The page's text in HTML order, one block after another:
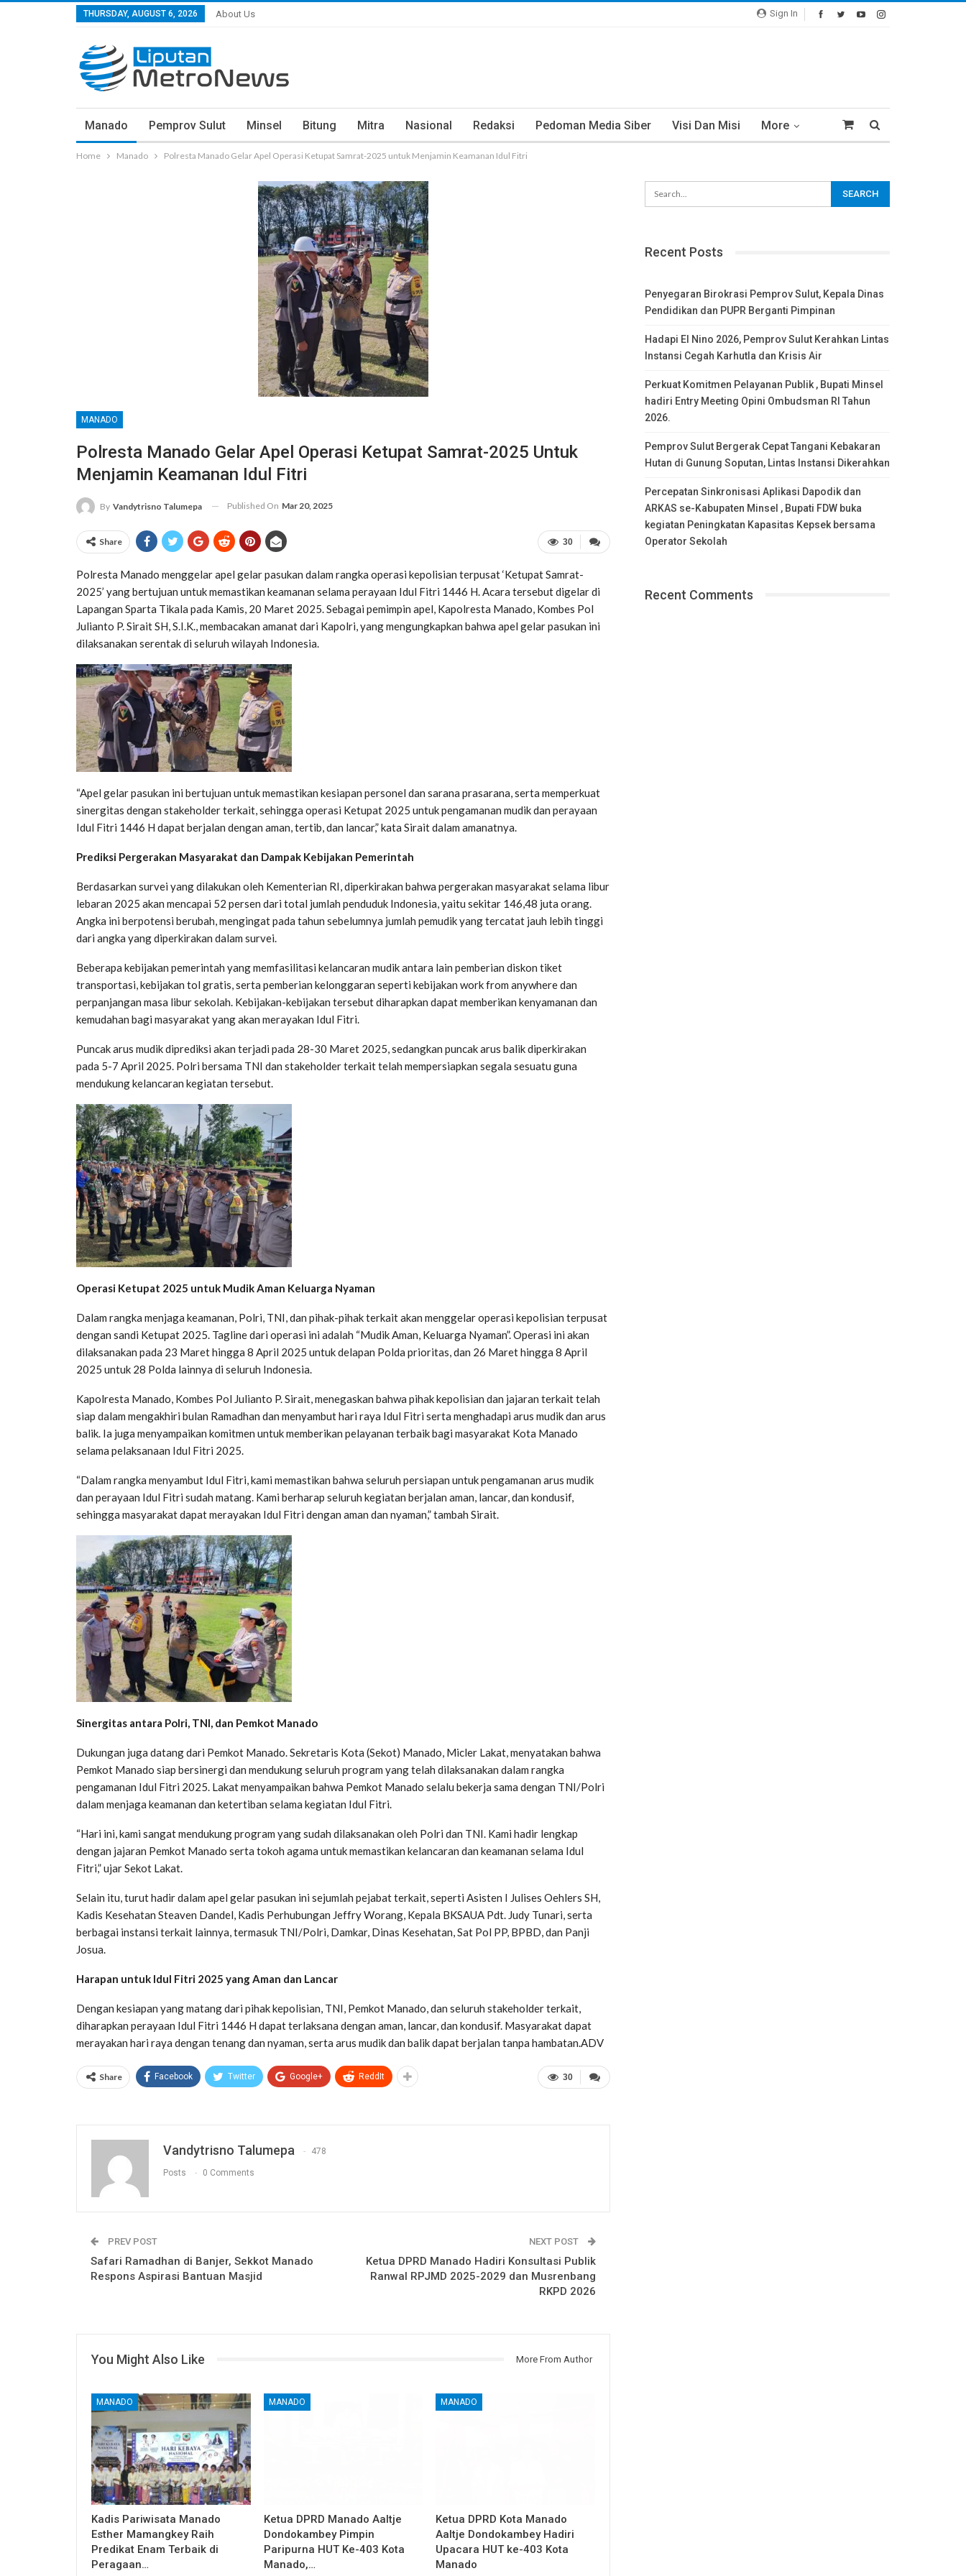
Sign In
THURSDAY, AUGUST 6, 2026 About Us
Manado Pemprov Sulut Minsel Bitung Mitra Nasional Redaksi Pedoman Media Siber Visi Dan Misi More
Home Manado Polresta Manado Gelar Apel Operasi Ketupat Samrat-2025 untuk Menjamin Keamanan Idul Fitri
MANADO
Polresta Manado Gelar Apel Operasi Ketupat Samrat-2025 Untuk
Menjamin Keamanan Idul Fitri
By Vandytrisno Talumepa Published On Mar 20, 2025
30
Share
Polresta Manado menggelar apel gelar pasukan dalam rangka operasi kepolisian terpusat ‘Ketupat Samrat-
2025’ yang bertujuan untuk memastikan keamanan selama perayaan Idul Fitri 1446 H. Acara tersebut digelar di
Lapangan Sparta Tikala pada Kamis, 20 Maret 2025. Sebagai pemimpin apel, Kapolresta Manado, Kombes Pol
Julianto P. Sirait SH, S.I.K., membacakan amanat dari Kapolri, yang mengungkapkan bahwa apel gelar pasukan ini
dilaksanakan serentak di seluruh wilayah Indonesia.
“Apel gelar pasukan ini bertujuan untuk memastikan kesiapan personel dan sarana prasarana, serta memperkuat
sinergitas dengan stakeholder terkait, sehingga operasi Ketupat 2025 untuk pengamanan mudik dan perayaan
Idul Fitri 1446 H dapat berjalan dengan aman, tertib, dan lancar,” kata Sirait dalam amanatnya.
Prediksi Pergerakan Masyarakat dan Dampak Kebijakan Pemerintah
Berdasarkan survei yang dilakukan oleh Kementerian RI, diperkirakan bahwa pergerakan masyarakat selama libur
lebaran 2025 akan mencapai 52 persen dari total jumlah penduduk Indonesia, yaitu sekitar 146,48 juta orang.
Angka ini berpotensi berubah, mengingat pada tahun sebelumnya jumlah pemudik yang tercatat jauh lebih tinggi
dari angka yang diperkirakan dalam survei.
Beberapa kebijakan pemerintah yang memfasilitasi kelancaran mudik antara lain pemberian diskon tiket
transportasi, kebijakan tol gratis, serta pemberian kelonggaran seperti kebijakan work from anywhere dan
perpanjangan masa libur sekolah. Kebijakan-kebijakan tersebut diharapkan dapat memberikan kenyamanan dan
kemudahan bagi masyarakat yang akan merayakan Idul Fitri.
Puncak arus mudik diprediksi akan terjadi pada 28-30 Maret 2025, sedangkan puncak arus balik diperkirakan
pada 5-7 April 2025. Polri bersama TNI dan stakeholder terkait telah mempersiapkan segala sesuatu guna
mendukung kelancaran kegiatan tersebut.
Operasi Ketupat 2025 untuk Mudik Aman Keluarga Nyaman
Dalam rangka menjaga keamanan, Polri, TNI, dan pihak-pihak terkait akan menggelar operasi kepolisian terpusat
dengan sandi Ketupat 2025. Tagline dari operasi ini adalah “Mudik Aman, Keluarga Nyaman”. Operasi ini akan
dilaksanakan pada 23 Maret hingga 8 April 2025 untuk delapan Polda prioritas, dan 26 Maret hingga 8 April
2025 untuk 28 Polda lainnya di seluruh Indonesia.
Kapolresta Manado, Kombes Pol Julianto P. Sirait, menegaskan bahwa pihak kepolisian dan jajaran terkait telah
siap dalam mengakhiri bulan Ramadhan dan menyambut hari raya Idul Fitri serta menghadapi arus mudik dan arus
balik. Ia juga menyampaikan komitmen untuk memberikan pelayanan terbaik bagi masyarakat Kota Manado
selama pelaksanaan Idul Fitri 2025.
“Dalam rangka menyambut Idul Fitri, kami memastikan bahwa seluruh persiapan untuk pengamanan arus mudik
dan perayaan Idul Fitri sudah matang. Kami berharap seluruh kegiatan berjalan aman, lancar, dan kondusif,
sehingga masyarakat dapat merayakan Idul Fitri dengan aman dan nyaman,” tambah Sirait.
Sinergitas antara Polri, TNI, dan Pemkot Manado
Dukungan juga datang dari Pemkot Manado. Sekretaris Kota (Sekot) Manado, Micler Lakat, menyatakan bahwa
Pemkot Manado siap bersinergi dan mendukung seluruh program yang telah dilaksanakan dalam rangka
pengamanan Idul Fitri 2025. Lakat menyampaikan bahwa Pemkot Manado selalu bekerja sama dengan TNI/Polri
dalam menjaga keamanan dan ketertiban selama kegiatan Idul Fitri.
“Hari ini, kami sangat mendukung program yang sudah dilaksanakan oleh Polri dan TNI. Kami hadir lengkap
dengan jajaran Pemkot Manado serta tokoh agama untuk memastikan kelancaran dan keamanan selama Idul
Fitri,” ujar Sekot Lakat.
Selain itu, turut hadir dalam apel gelar pasukan ini sejumlah pejabat terkait, seperti Asisten I Julises Oehlers SH,
Kadis Kesehatan Steaven Dandel, Kadis Perhubungan Jeffry Worang, Kepala BKSAUA Pdt. Judy Tunari, serta
berbagai instansi terkait lainnya, termasuk TNI/Polri, Damkar, Dinas Kesehatan, Sat Pol PP, BPBD, dan Panji
Josua.
Harapan untuk Idul Fitri 2025 yang Aman dan Lancar
Dengan kesiapan yang matang dari pihak kepolisian, TNI, Pemkot Manado, dan seluruh stakeholder terkait,
diharapkan perayaan Idul Fitri 1446 H dapat terlaksana dengan aman, lancar, dan kondusif. Masyarakat dapat
merayakan hari raya dengan tenang dan nyaman, serta arus mudik dan balik dapat berjalan tanpa hambatan.ADV
30
Share Facebook Twitter Google+ ReddIt
Vandytrisno Talumepa 478
Posts 0 Comments
PREV POST
Safari Ramadhan di Banjer, Sekkot Manado
Respons Aspirasi Bantuan Masjid
NEXT POST
Ketua DPRD Manado Hadiri Konsultasi Publik
Ranwal RPJMD 2025-2029 dan Musrenbang
RKPD 2026
You Might Also Like More From Author
MANADO
Kadis Pariwisata Manado
Esther Mamangkey Raih
Predikat Enam Terbaik di
Peragaan…
MANADO
Ketua DPRD Manado Aaltje
Dondokambey Pimpin
Paripurna HUT Ke-403 Kota
Manado,…
MANADO
Ketua DPRD Kota Manado
Aaltje Dondokambey Hadiri
Upacara HUT ke-403 Kota
Manado
Recent Posts
Penyegaran Birokrasi Pemprov Sulut, Kepala Dinas
Pendidikan dan PUPR Berganti Pimpinan
Hadapi El Nino 2026, Pemprov Sulut Kerahkan Lintas
Instansi Cegah Karhutla dan Krisis Air
Perkuat Komitmen Pelayanan Publik , Bupati Minsel
hadiri Entry Meeting Opini Ombudsman RI Tahun
2026.
Pemprov Sulut Bergerak Cepat Tangani Kebakaran
Hutan di Gunung Soputan, Lintas Instansi Dikerahkan
Percepatan Sinkronisasi Aplikasi Dapodik dan
ARKAS se-Kabupaten Minsel , Bupati FDW buka
kegiatan Peningkatan Kapasitas Kepsek bersama
Operator Sekolah
Recent Comments